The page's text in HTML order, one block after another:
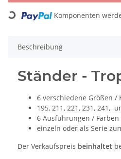
Komponenten
Beschreibung
Ständer -
6 verschiedene Größen /
195, 211, 221, 231, 241,
6 Ausführungen / Farben
einzeln oder als Serie
Der Verkaufspreis beinhaltet